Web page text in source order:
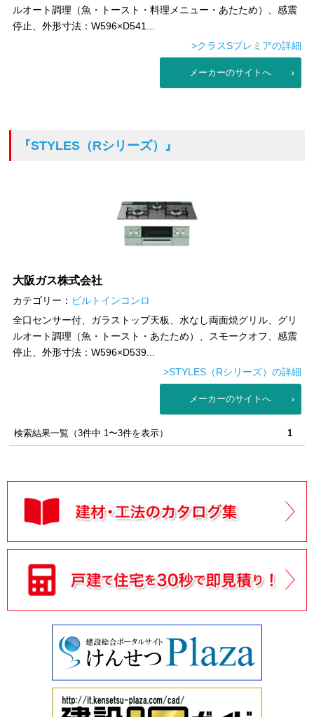
ルオート調理（魚・トースト・料理メニュー・あたため）、感震
停止、外形寸法：W596×D541...
>クラスSプレミアの詳細
メーカーのサイトへ
『STYLES（Rシリーズ）』
大阪ガス株式会社
カテゴリー： ビルトインコンロ
全口センサー付、ガラストップ天板、水なし両面焼グリル、グリ
ルオート調理（魚・トースト・あたため）、スモークオフ、感震
停止、外形寸法：W596×D539...
>STYLES（Rシリーズ）の詳細
メーカーのサイトへ
検索結果一覧（3件中 1〜3件を表示） 1